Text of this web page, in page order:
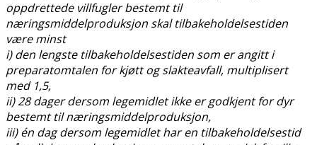
oppdrettede villfugler bestemt til
næringsmiddelproduksjon skal tilbakeholdelsestiden
være minst
i) den lengste tilbakeholdelsestiden som er angitt i
preparatomtalen for kjøtt og slakteavfall, multiplisert
med 1,5,
ii) 28 dager dersom legemidlet ikke er godkjent for dyr
bestemt til næringsmiddelproduksjon,
iii) én dag dersom legemidlet har en tilbakeholdelsestid